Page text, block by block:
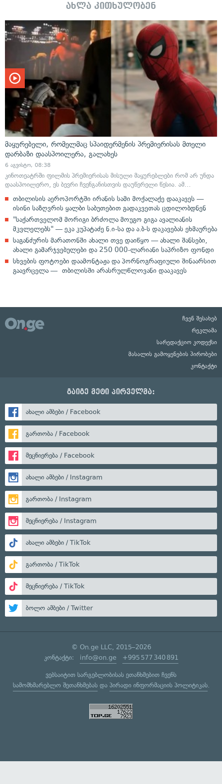
ახლა კითხულობენ
მაყურებელი, რომელმაც სპაიდერმენის პრემიერისას მთელი
დარბაზი დაასპოილერა, გალახეს
6 აგვისტო, 08:38
კინოთეატრში ფილმის პრემიერისას მისული მაყურებლები რომ არ უნდა
დაასპოილერო, ეს ბევრი ჩვენგანისთვის დაუწერელი წესია. ამ…
თბილისის აეროპორტში ირანის სამი მოქალაქე დააკავეს —
ისინი საზღვრის ყალბი საბუთებით გადაკვეთას ცდილობდნენ
"საქართველომ მორიგი ბრძოლა მოუგო გიგა ავალიანის
მკვლელებს" — ეკა კუპატაძე ნ.ი-სა და ა.ბ-ს დაკავებას ეხმაურება
საგანძურის მარათონში ახალი თვე დაიწყო — ახალი შანსები,
ახალი გამარჯვებულები და 250 000-ლარიანი საპრიზო ფონდი
სხვების ფოტოები დაამონტაჟა და პორნოგრაფიული შინაარსით
გაავრცელა — თბილისში არასრულწლოვანი დააკავეს
ჩვენ შესახებ
რეკლამა
სარედაქციო კოდექსი
მასალის გამოყენების პირობები
კონტაქტი
გაიგე მეტი პირველმა:
ახალი ამბები / Facebook
გართობა / Facebook
მეცნიერება / Facebook
ახალი ამბები / Instagram
გართობა / Instagram
მეცნიერება / Instagram
ახალი ამბები / TikTok
გართობა / TikTok
მეცნიერება / TikTok
ბოლო ამბები / Twitter
© On.ge LLC, 2015–2026
კონტაქტი: info@on.ge +995 577 340 891
ვებსაიტით სარგებლობისას ეთანხმებით ჩვენს
სამომხმარებლო შეთანხმებასდა პირადი ინფორმაციის პოლიტიკას.